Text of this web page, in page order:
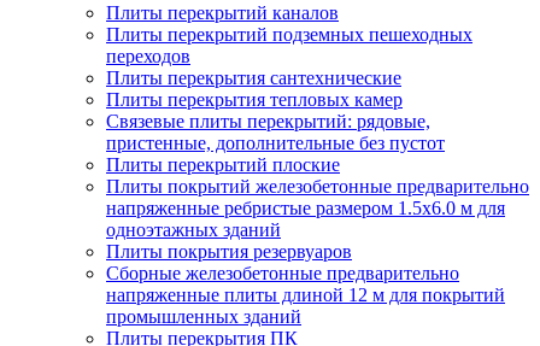
Плиты перекрытий каналов
Плиты перекрытий подземных пешеходных
переходов
Плиты перекрытия сантехнические
Плиты перекрытия тепловых камер
Связевые плиты перекрытий: рядовые,
пристенные, дополнительные без пустот
Плиты перекрытий плоские
Плиты покрытий железобетонные предварительно
напряженные ребристые размером 1.5х6.0 м для
одноэтажных зданий
Плиты покрытия резервуаров
Сборные железобетонные предварительно
напряженные плиты длиной 12 м для покрытий
промышленных зданий
Плиты перекрытия ПК